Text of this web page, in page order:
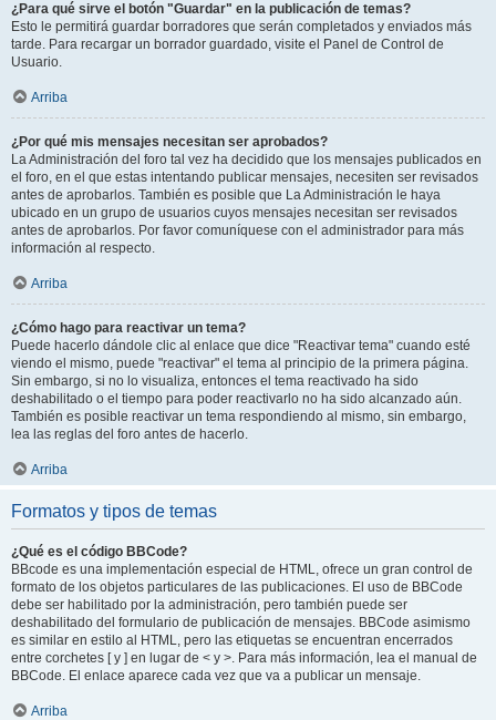
¿Para qué sirve el botón "Guardar" en la publicación de temas?
Esto le permitirá guardar borradores que serán completados y enviados más
tarde. Para recargar un borrador guardado, visite el Panel de Control de
Usuario.
Arriba
¿Por qué mis mensajes necesitan ser aprobados?
La Administración del foro tal vez ha decidido que los mensajes publicados en
el foro, en el que estas intentando publicar mensajes, necesiten ser revisados
antes de aprobarlos. También es posible que La Administración le haya
ubicado en un grupo de usuarios cuyos mensajes necesitan ser revisados
antes de aprobarlos. Por favor comuníquese con el administrador para más
información al respecto.
Arriba
¿Cómo hago para reactivar un tema?
Puede hacerlo dándole clic al enlace que dice "Reactivar tema" cuando esté
viendo el mismo, puede "reactivar" el tema al principio de la primera página.
Sin embargo, si no lo visualiza, entonces el tema reactivado ha sido
deshabilitado o el tiempo para poder reactivarlo no ha sido alcanzado aún.
También es posible reactivar un tema respondiendo al mismo, sin embargo,
lea las reglas del foro antes de hacerlo.
Arriba
Formatos y tipos de temas
¿Qué es el código BBCode?
BBcode es una implementación especial de HTML, ofrece un gran control de
formato de los objetos particulares de las publicaciones. El uso de BBCode
debe ser habilitado por la administración, pero también puede ser
deshabilitado del formulario de publicación de mensajes. BBCode asimismo
es similar en estilo al HTML, pero las etiquetas se encuentran encerrados
entre corchetes [ y ] en lugar de < y >. Para más información, lea el manual de
BBCode. El enlace aparece cada vez que va a publicar un mensaje.
Arriba